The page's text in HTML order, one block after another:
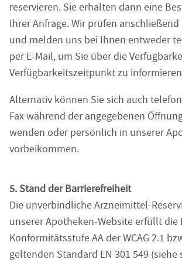
reservieren. Sie erhalten dann eine
Ihrer Anfrage. Wir prüfen
und melden uns bei Ihnen entweder
per E-Mail, um Sie über die
Verfügbarkeitszeitpunkt zu
Alternativ können Sie sich auch
Fax während der angegebenen
wenden oder persönlich in unserer
vorbeikommen.
5. Stand der Barrierefreiheit
Die unverbindliche Arzneimittel-
unserer Apotheken-Website erfüllt die
Konformitätsstufe AA der WCAG 2.1
geltenden Standard EN 301 549 (siehe